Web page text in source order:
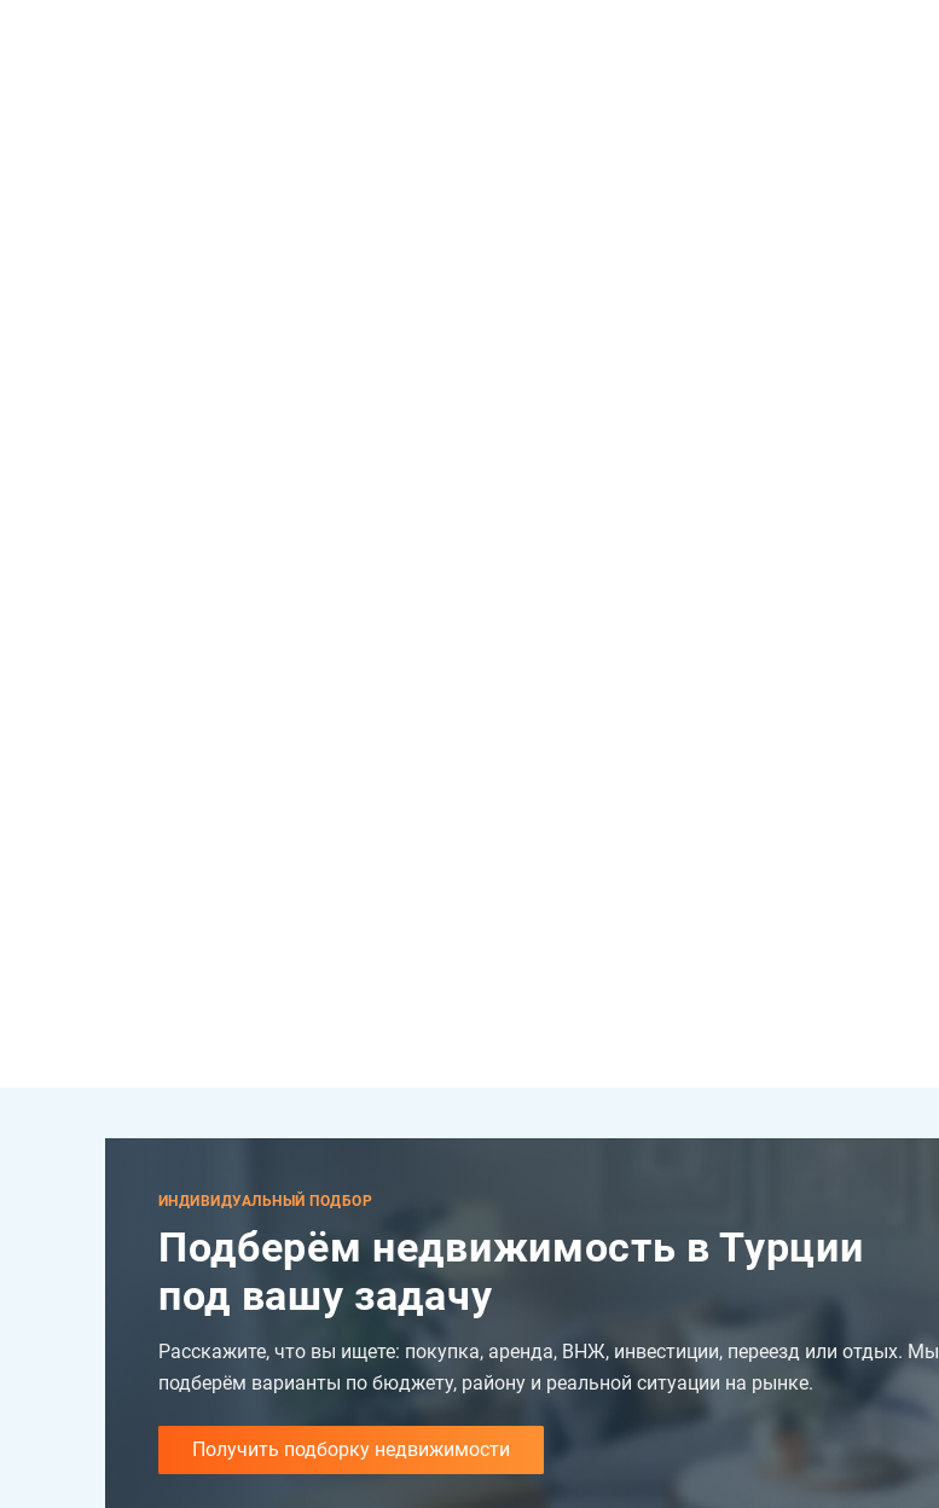
ИНДИВИДУАЛЬНЫЙ ПОДБОР
Подберём недвижимость в Турции
под вашу задачу
Расскажите, что вы ищете: покупка, аренда, ВНЖ, инвестиции, переезд или отдых. Мы
подберём варианты по бюджету, району и реальной ситуации на рынке.
Получить подборку недвижимости